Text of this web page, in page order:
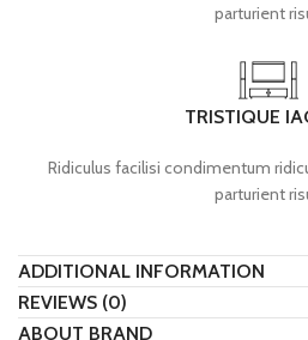
parturient
TRISTIQUE
Ridiculus facilisi condimentum
parturient
ADDITIONAL INFORMATION
REVIEWS (0)
ABOUT BRAND